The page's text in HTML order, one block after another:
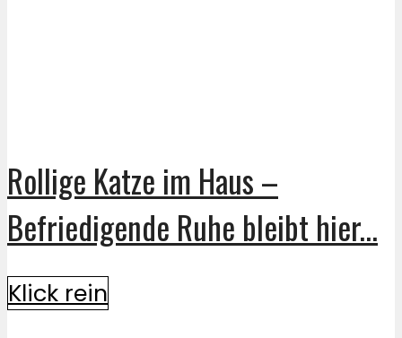
Rollige Katze im Haus –
Befriedigende Ruhe bleibt hier...
Klick rein